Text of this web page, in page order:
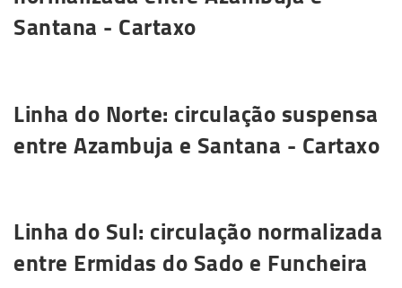
Santana - Cartaxo
Linha do Norte: circulação suspensa
entre Azambuja e Santana - Cartaxo
Linha do Sul: circulação normalizada
entre Ermidas do Sado e Funcheira